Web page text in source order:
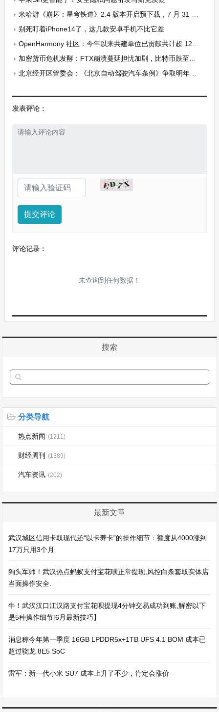
米哈游《崩坏：星穹铁道》2.4 版本开启预下载，7 月 31 日上线
别死盯着iPhone14了，这几款安卓手机不比它差
OpenHarmony 社区：今年以来共建单位已贡献共计超 123 万行代码
加密货币危机发酵：FTX崩溃蔓延担忧加剧，比特币跌至两年最低水平
北京经开区管委会：《北京自动驾驶汽车条例》争取明年实施
发表评论：
提交评论
评论记录：
未查询到任何数据！
搜索
分类导航
热点新闻 (1211)
财经周刊 (1389)
汽车资讯 (202)
最新文章
武汉城区信用卡取现代还“以卡养卡”的操作细节：额度从4000涨到
17万只用3个月
狗头军师！武汉热点蚂蚁支付宝花呗正常提现,风控白条套取实体店
当面操作安全.
牛！武汉汉口江汉路支付宝花呗提现4分钟交易成功到账,解密以下
是5种操作细节[6月最新技巧】
消息称今年第一季度 16GB LPDDR5x+1TB UFS 4.1 BOM 成本已
超过骁龙 8E5 SoC
雷军：新一代小米 SU7 成本上升了不少，肯定会涨价